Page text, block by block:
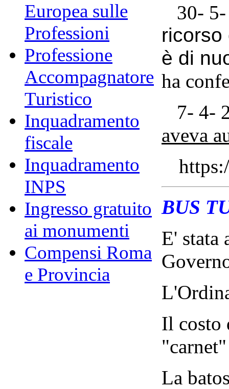
Europea sulle
Professioni
Professione
Accompagnatore
Turistico
Inquadramento
fiscale
Inquadramento
INPS
Ingresso gratuito
ai monumenti
Compensi Roma
e Provincia
30-
ricorso
è di
ha
7- 4-
aveva
BUS
E' stata
Il costo
La